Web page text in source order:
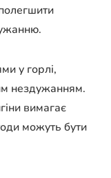
у горлі,
нездужанням.
вимагає
можуть бути